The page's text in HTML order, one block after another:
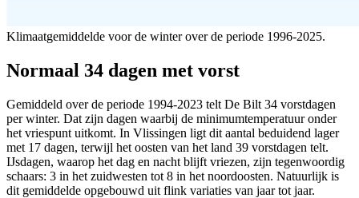
Klimaatgemiddelde voor de winter over de periode 1996-2025.
Normaal 34 dagen met vorst
Gemiddeld over de periode 1994-2023 telt De Bilt 34 vorstdagen
per winter. Dat zijn dagen waarbij de minimumtemperatuur onder
het vriespunt uitkomt. In Vlissingen ligt dit aantal beduidend lager
met 17 dagen, terwijl het oosten van het land 39 vorstdagen telt.
IJsdagen, waarop het dag en nacht blijft vriezen, zijn tegenwoordig
schaars: 3 in het zuidwesten tot 8 in het noordoosten. Natuurlijk is
dit gemiddelde opgebouwd uit flink variaties van jaar tot jaar.